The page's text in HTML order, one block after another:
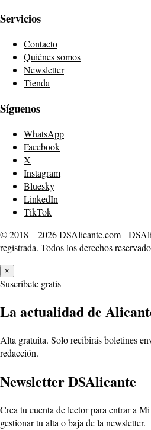
Servicios
Contacto
Quiénes somos
Newsletter
Tienda
Síguenos
WhatsApp
Facebook
X
Instagram
Bluesky
LinkedIn
TikTok
© 2018 – 2026 DSAlicante.com -
registrada. Todos los derechos
×
Suscríbete gratis
La actualidad de
Alta gratuita. Solo recibirás boletines
redacción.
Newsletter DSAlicante
Crea tu cuenta de lector para entrar a
gestionar tu alta o baja de la newsletter.